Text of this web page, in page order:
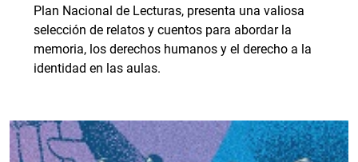
Plan Nacional de Lecturas, presenta una valiosa
selección de relatos y cuentos para abordar la
memoria, los derechos humanos y el derecho a la
identidad en las aulas.